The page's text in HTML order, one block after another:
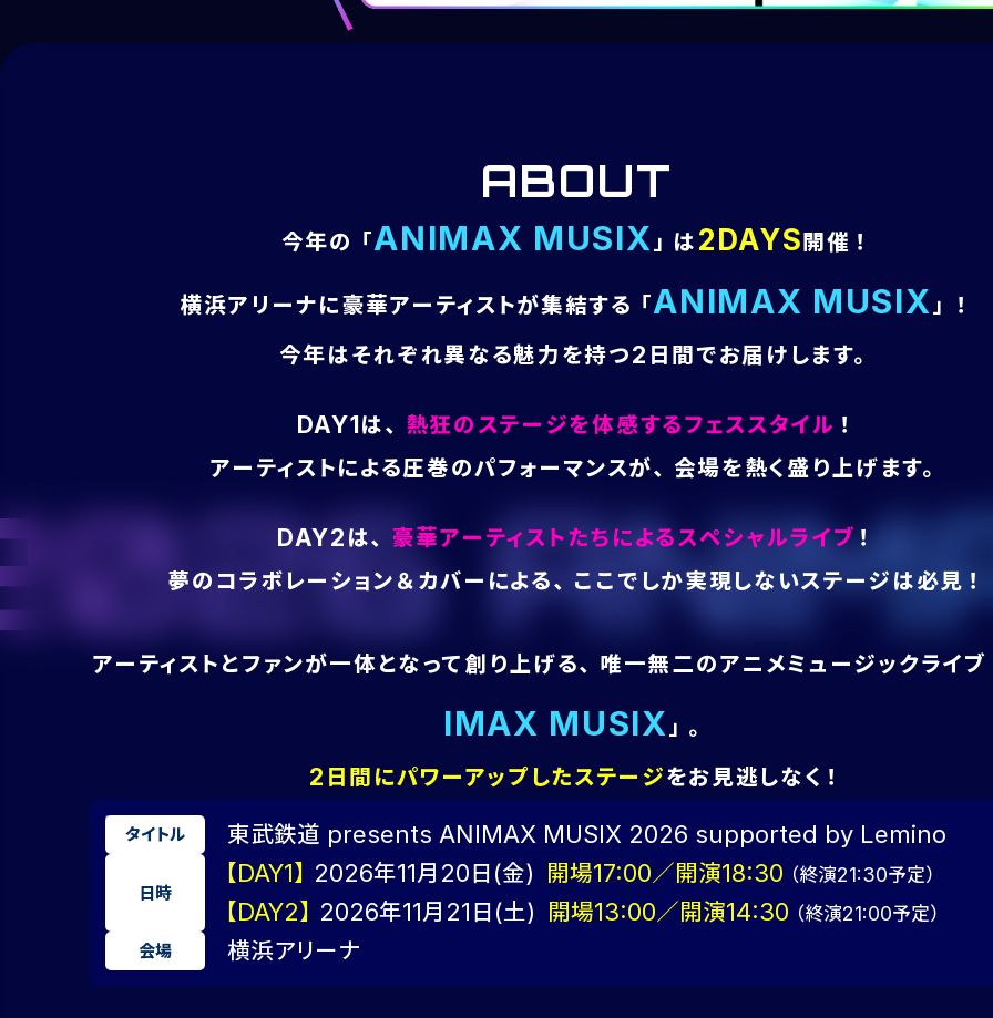
ANIMAX
ABOUT
今年の「ANIMAX MUSIX」は 2DAYS開催！
横浜アリーナに豪華アーティストが集結する「ANIMAX MUSIX」！
今年はそれぞれ異なる魅力を持つ2日間でお届けします。
DAY1は、 熱狂のステージを体感するフェススタイル ！
アーティストによる圧巻のパフォーマンスが、会場を熱く盛り上げます。
DAY2は、 豪華アーティストたちによるスペシャルライブ！
夢のコラボレーション＆カバーによる、ここでしか実現しないステージは必見！
アーティストとファンが一体となって創り上げる、唯一無二のアニメミュージックライブ
IMAX MUSIX」。
2日間にパワーアップしたステージをお見逃しなく！
タイトル 東武鉄道 presents ANIMAX MUSIX 2026 supported by Lemino
日時
【DAY1】 2026年11月20日(金) 開場17:00／開演18:30 （終演21:30予定）
【DAY2】 2026年11月21日(土) 開場13:00／開演14:30 （終演21:00予定）
会場 横浜アリーナ